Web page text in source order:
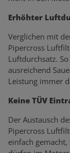
Erhöhter
Verglichen mit
Pipercross
Luftdurchsatz.
ausreichend
Leistung immer
Keine TÜV
Der Austausch
Pipercross
einfach